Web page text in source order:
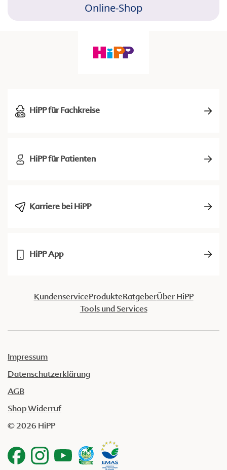
Online-Shop
HiPP für Fachkreise
HiPP für Patienten
Karriere bei HiPP
HiPP App
KundenserviceProdukteRatgeberÜber HiPP
Tools und Services
Impressum
Datenschutzerklärung
AGB
Shop Widerruf
© 2026 HiPP